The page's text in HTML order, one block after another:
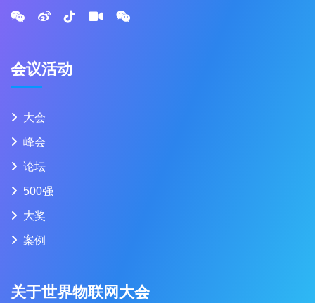
会议活动
大会
峰会
论坛
500强
大奖
案例
关于世界物联网大会